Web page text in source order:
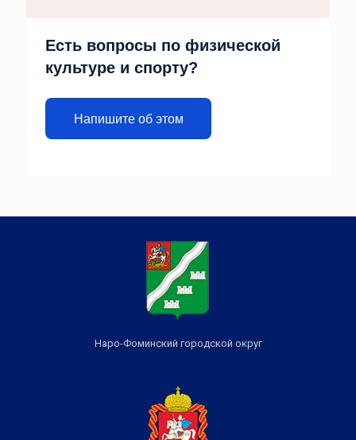
Есть вопросы по физической
культуре и спорту?
Напишите об этом
Наро-Фоминский городской округ